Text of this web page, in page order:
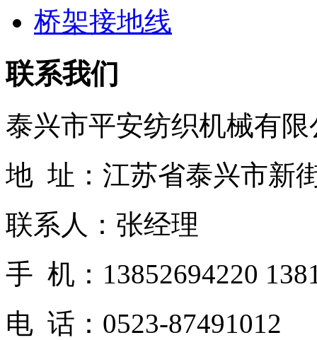
桥架接地线
联系我们
泰兴市平安纺织机械有限
地 址：江苏省泰兴市新
联系人：张经理
手 机：13852694220
电 话：0523-87491012